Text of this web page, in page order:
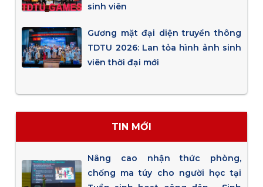
sinh viên
Gương mặt đại diện truyền thông
TDTU 2026: Lan tỏa hình ảnh sinh
viên thời đại mới
TIN MỚI
Nâng cao nhận thức phòng,
chống ma túy cho người học tại